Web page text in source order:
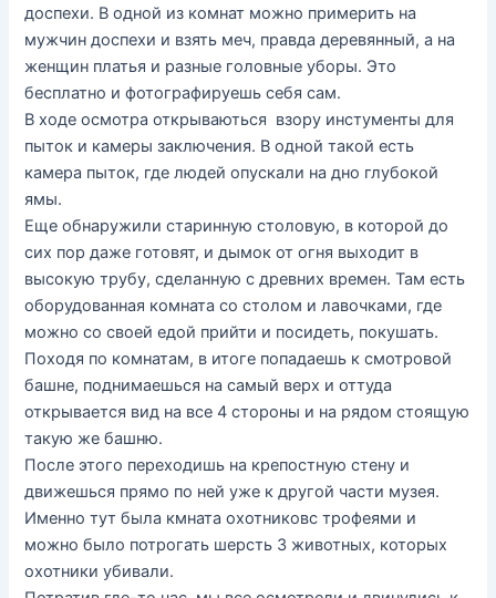
доспехи. В одной из комнат можно примерить на
мужчин доспехи и взять меч, правда деревянный, а на
женщин платья и разные головные уборы. Это
бесплатно и фотографируешь себя сам.
В ходе осмотра открываються взору инстументы для
пыток и камеры заключения. В одной такой есть
камера пыток, где людей опускали на дно глубокой
ямы.
Еще обнаружили старинную столовую, в которой до
сих пор даже готовят, и дымок от огня выходит в
высокую трубу, сделанную с древних времен. Там есть
оборудованная комната со столом и лавочками, где
можно со своей едой прийти и посидеть, покушать.
Походя по комнатам, в итоге попадаешь к смотровой
башне, поднимаешься на самый верх и оттуда
открывается вид на все 4 стороны и на рядом стоящую
такую же башню.
После этого переходишь на крепостную стену и
движешься прямо по ней уже к другой части музея.
Именно тут была кмната охотниковс трофеями и
можно было потрогать шерсть 3 животных, которых
охотники убивали.